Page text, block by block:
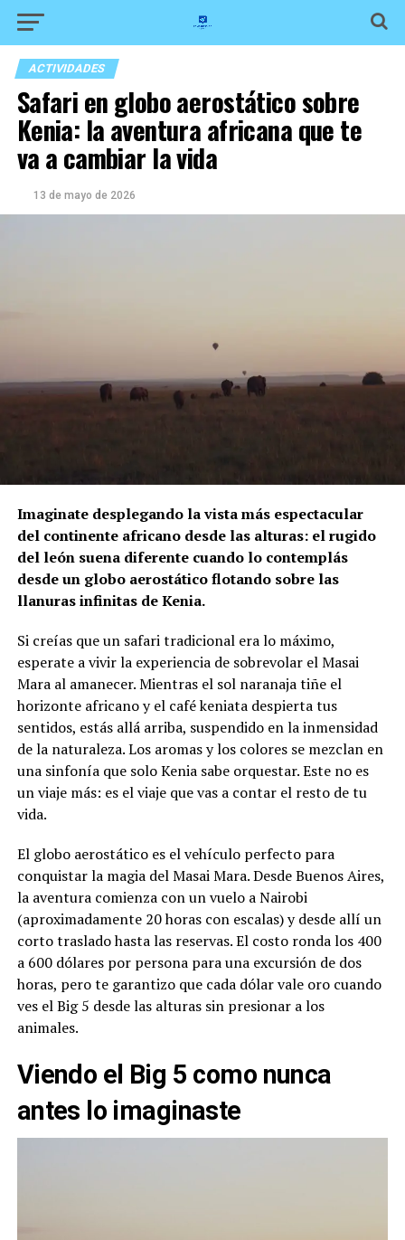
ACTIVIDADES
Safari en globo aerostático sobre
Kenia: la aventura africana que te
va a cambiar la vida
13 de mayo de 2026
Imaginate desplegando la vista más espectacular
del continente africano desde las alturas: el rugido
del león suena diferente cuando lo contemplás
desde un globo aerostático flotando sobre las
llanuras infinitas de Kenia.
Si creías que un safari tradicional era lo máximo,
esperate a vivir la experiencia de sobrevolar el Masai
Mara al amanecer. Mientras el sol naranaja tiñe el
horizonte africano y el café keniata despierta tus
sentidos, estás allá arriba, suspendido en la inmensidad
de la naturaleza. Los aromas y los colores se mezclan en
una sinfonía que solo Kenia sabe orquestar. Este no es
un viaje más: es el viaje que vas a contar el resto de tu
vida.
El globo aerostático es el vehículo perfecto para
conquistar la magia del Masai Mara. Desde Buenos Aires,
la aventura comienza con un vuelo a Nairobi
(aproximadamente 20 horas con escalas) y desde allí un
corto traslado hasta las reservas. El costo ronda los 400
a 600 dólares por persona para una excursión de dos
horas, pero te garantizo que cada dólar vale oro cuando
ves el Big 5 desde las alturas sin presionar a los
animales.
Viendo el Big 5 como nunca
antes lo imaginaste